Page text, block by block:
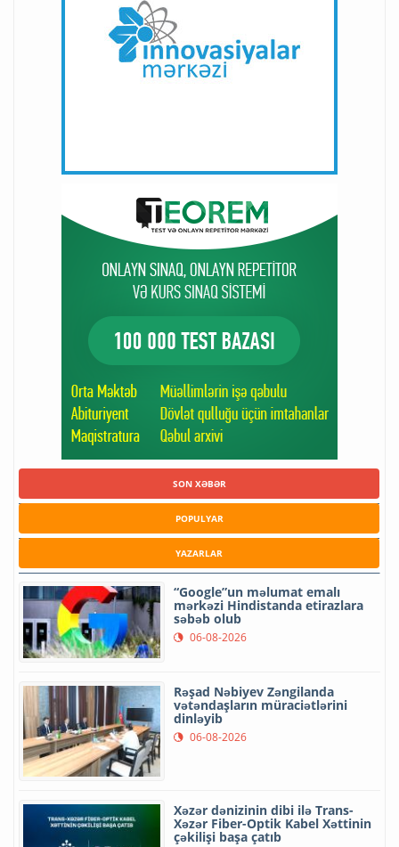
SON XƏBƏR
POPULYAR
YAZARLAR
“Google”un məlumat emalı
mərkəzi Hindistanda etirazlara
səbəb olub
06-08-2026
Rəşad Nəbiyev Zəngilanda
vətəndaşların müraciətlərini
dinləyib
06-08-2026
Xəzər dənizinin dibi ilə Trans-
Xəzər Fiber-Optik Kabel Xəttinin
çəkilişi başa çatıb